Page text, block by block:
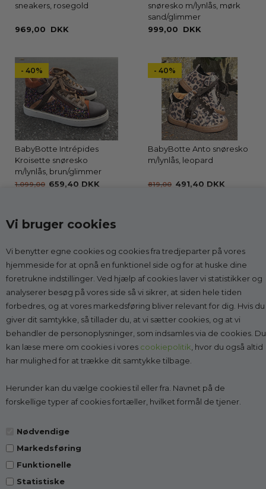
Vi bruger cookies
Vi benytter egne cookies og cookies fra tredjeparter på vores
hjemmeside for at opnå en funktionel side og for at huske dine
foretrukne indstillinger. Ved hjælp af cookies laver vi statistikker og
analyserer besøg på vores side så vi sikrer, at siden hele tiden
forbedres, og at vores markedsføring bliver relevant for dig. Hvis du
giver dit samtykke, så tillader du, at vi sætter cookies, og at vi
behandler de personoplysninger, som indsamles via de cookies. Du
kan læse mere om cookies i vores cookiepolitik, hvor du også altid
har mulighed for at trække dit samtykke tilbage.
Herunder kan du vælge cookies til eller fra. Navnet på de
forskellige typer af cookies fortæller, hvilket formål de tjener.
Nødvendige
Markedsføring
Funktionelle
Statistiske
sneakers, rosegold
969,00 DKK
snøresko m/lynlås, mørk
sand/glimmer
999,00 DKK
- 40%
BabyBotte Intrépides
Kroisette snøresko
m/lynlås, brun/glimmer
1.099,00 659,40 DKK
- 40%
BabyBotte Anto snøresko
m/lynlås, leopard
819,00 491,40 DKK
Kontakt
Godesko.dk
v/Malle & Co
Solrød Byvej 15
2680 Solrød Strand
CVR 27998623
Tlf.: 2268 7595 (Man-Fre kl. 10-14)
Kundeservice@godesko.dk
Information